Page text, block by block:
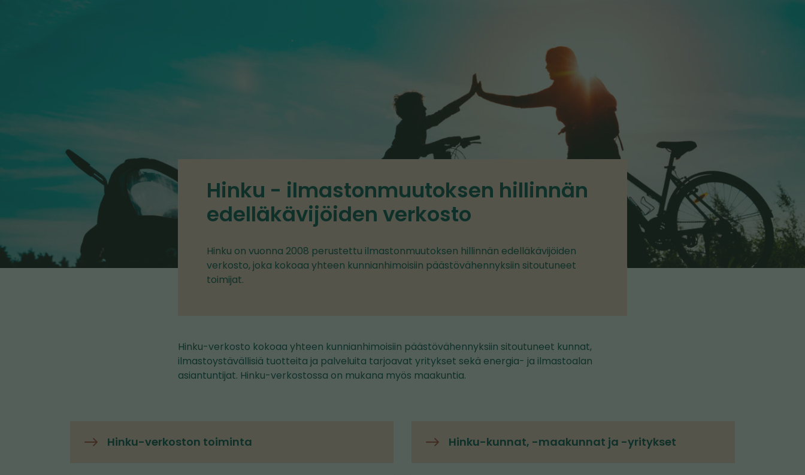
Hinku - ilmastonmuutoksen hillinnän
edelläkävijöiden verkosto
Hinku on vuonna 2008 perustettu ilmastonmuutoksen hillinnän edelläkävijöiden
verkosto, joka kokoaa yhteen kunnianhimoisiin päästövähennyksiin sitoutuneet
toimijat.
Hinku-verkosto kokoaa yhteen kunnianhimoisiin päästövähennyksiin sitoutuneet kunnat,
ilmastoystävällisiä tuotteita ja palveluita tarjoavat yritykset sekä energia- ja ilmastoalan
asiantuntijat. Hinku-verkostossa on mukana myös maakuntia.
Hinku-verkoston toiminta Hinku-kunnat, -maakunnat ja -yritykset